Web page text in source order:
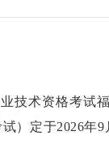
技术资格考试
）定于2026年9